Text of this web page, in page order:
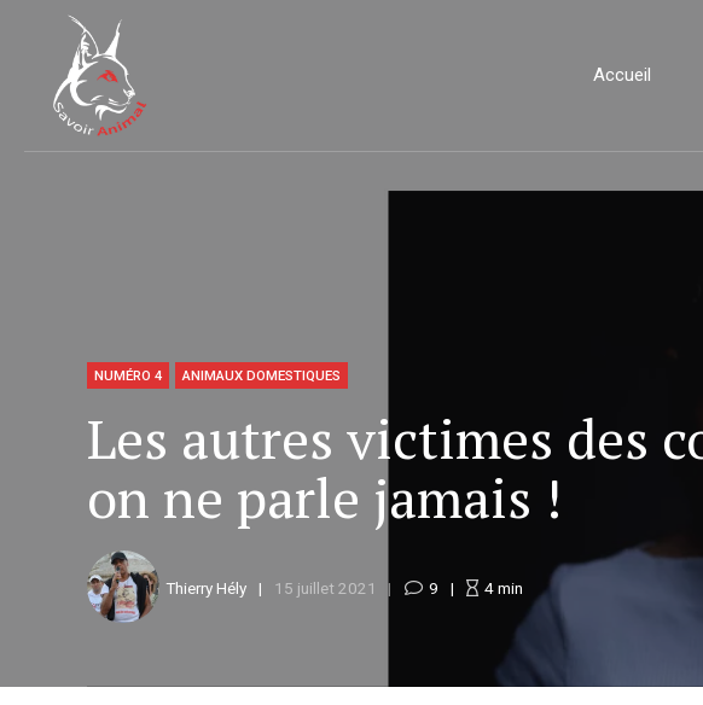
Accueil
NUMÉRO 4 ANIMAUX DOMESTIQUES
Les autres victimes des
on ne parle jamais !
Thierry Hély 15 juillet 2021 9 4min